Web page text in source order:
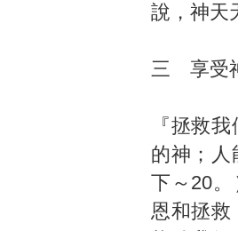
說，神天
三 享受
『拯救
的神；人
下～20
恩和拯救